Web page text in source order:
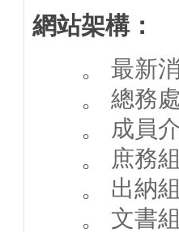
網站架構：
。 最新
。 總務
。 成員
。 庶務
。 出納
。 文書